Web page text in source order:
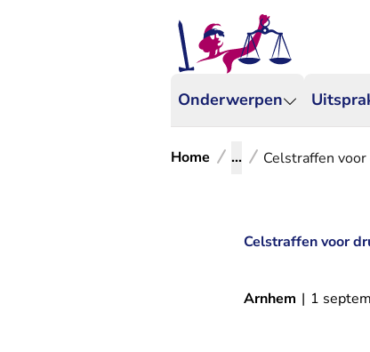
Onderwerpen
Home ... Celstraffen
Celstraffen voor
Arnhem | 1